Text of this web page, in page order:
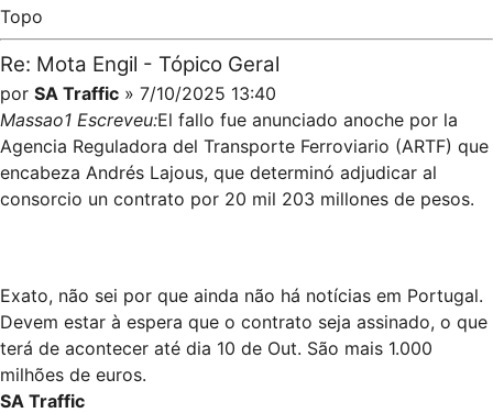
Topo
Re: Mota Engil - Tópico Geral
por SA Traffic » 7/10/2025 13:40
Massao1 Escreveu:El fallo fue anunciado anoche por la
Agencia Reguladora del Transporte Ferroviario (ARTF) que
encabeza Andrés Lajous, que determinó adjudicar al
consorcio un contrato por 20 mil 203 millones de pesos.
Exato, não sei por que ainda não há notícias em Portugal.
Devem estar à espera que o contrato seja assinado, o que
terá de acontecer até dia 10 de Out. São mais 1.000
milhões de euros.
SA Traffic